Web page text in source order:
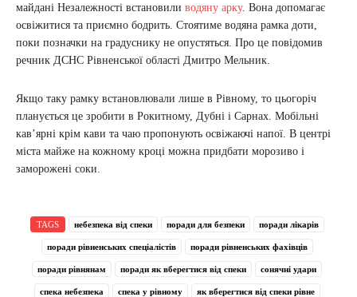
майдані Незалежності встановили водяну арку. Вона допомагає
освіжитися та приємно бодрить. Стоятиме водяна рамка доти,
поки позначки на градуснику не опустяться. Про це повідомив
речник ДСНС Рівненської області Дмитро Мельник.
Якщо таку рамку встановлювали лише в Рівному, то цьогоріч
планується це зробити в Рокитному, Дубні і Сарнах. Мобільні
кав’ярні крім кави та чаю пропонують освіжаючі напої. В центрі
міста майже на кожному кроці можна придбати морозиво і
заморожені соки.
TAGS небезпека від спеки поради для безпеки поради лікарів
поради рівненських спеціалістів поради рівненських фахівців
поради рівнянам поради як вберегтися від спеки сонячні удари
спека небезпека спека у рівному як вберегтися від спеки рівне